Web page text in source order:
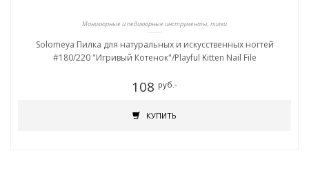
Маникюрные и педикюрные инструменты, пилки
Solomeya Пилка для натуральных и искусственных ногтей
#180/220 "Игривый Котенок"/Playful Kitten Nail File
108 руб.-
КУПИТЬ